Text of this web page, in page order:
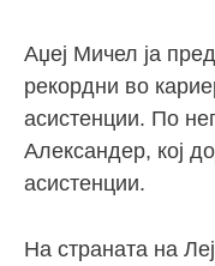
Аџеј Мичел ја
рекордни во
асистенции. По
Александер, кој
асистенции.
На страната на